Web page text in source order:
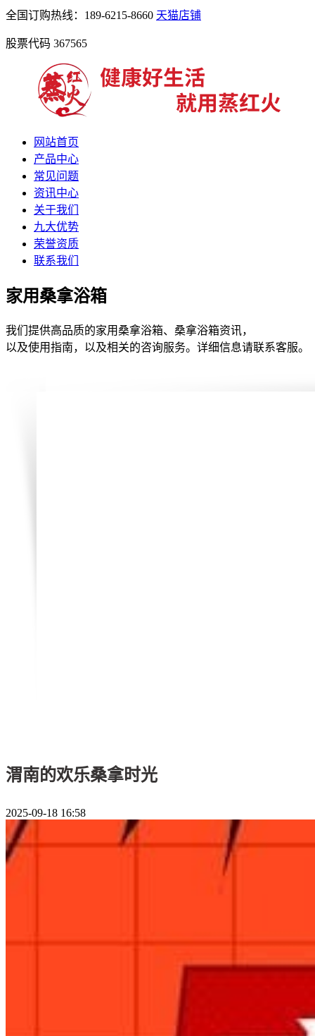
全国订购热线：189-6215-8660 天猫店铺
股票代码 367565
网站首页
产品中心
常见问题
资讯中心
关于我们
九大优势
荣誉资质
联系我们
家用桑拿浴箱
我们提供高品质的家用桑拿浴箱、桑拿浴箱资讯，
以及使用指南，以及相关的咨询服务。详细信息请联系客服。
渭南的欢乐桑拿时光
2025-09-18 16:58